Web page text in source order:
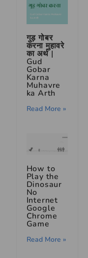
गुड़ गोबर
करना मुहावरे
का अर्थ |
Gud
Gobar
Karna
Muhavre
ka Arth
Read More »
How to
Play the
Dinosaur
No
Internet
Google
Chrome
Game
Read More »